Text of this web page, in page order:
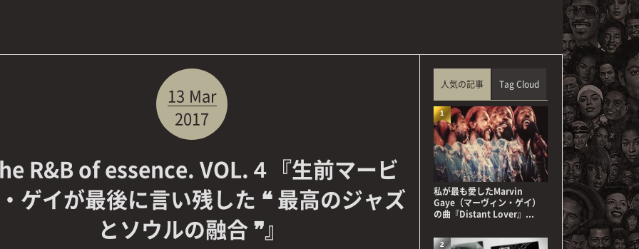
13 Mar
2017
R&B of essence. VOL.４『生前マービ
ゲイが最後に言い残した ❝ 最高のジャズ
とソウルの融合 ❞』
人気の記事 Tag Cloud
私が最も愛したMarvin
Gaye（マーヴィン・ゲイ）
の曲『Distant Lover』...
1
2